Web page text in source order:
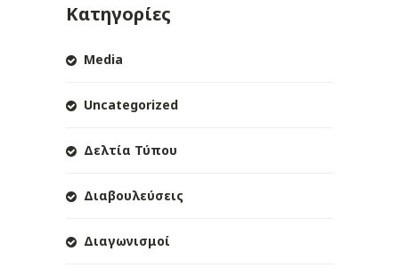
Κατηγορίες
Media
Uncategorized
Δελτία Τύπου
Διαβουλεύσεις
Διαγωνισμοί